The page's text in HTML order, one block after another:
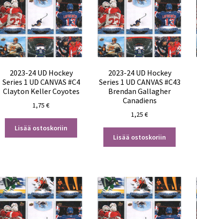
2023-24 UD Hockey
Series 1 UD CANVAS #C4
Clayton Keller Coyotes
1,75€
Lisää ostoskoriin
2023-24 UD Hockey
Series 1 UD CANVAS #C43
Brendan Gallagher
Canadiens
1,25€
Lisää ostoskoriin